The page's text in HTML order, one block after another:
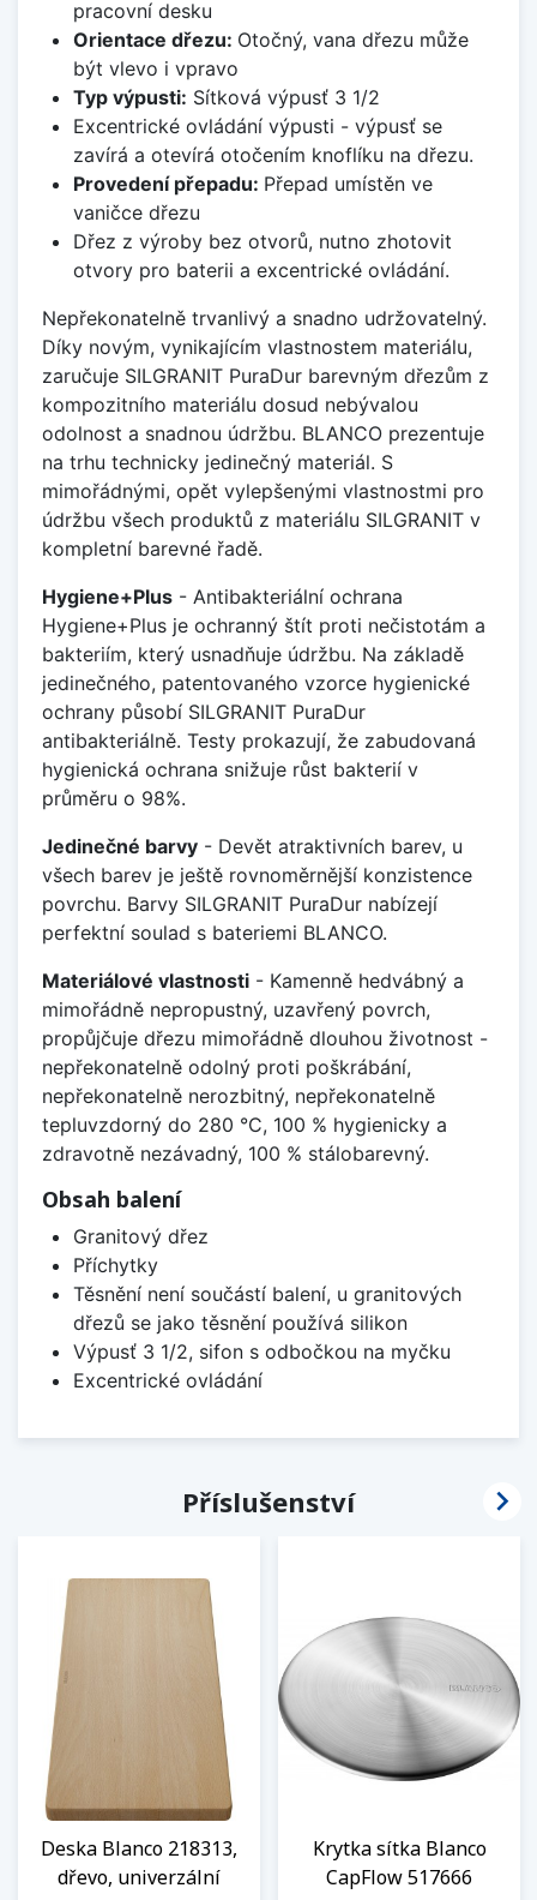
pracovní desku
Orientace dřezu: Otočný, vana dřezu může
být vlevo i vpravo
Typ výpusti: Sítková výpusť 3 1/2
Excentrické ovládání výpusti - výpusť se
zavírá a otevírá otočením knoflíku na dřezu.
Provedení přepadu: Přepad umístěn ve
vaničce dřezu
Dřez z výroby bez otvorů, nutno zhotovit
otvory pro baterii a excentrické ovládání.
Nepřekonatelně trvanlivý a snadno udržovatelný.
Díky novým, vynikajícím vlastnostem materiálu,
zaručuje SILGRANIT PuraDur barevným dřezům z
kompozitního materiálu dosud nebývalou
odolnost a snadnou údržbu. BLANCO prezentuje
na trhu technicky jedinečný materiál. S
mimořádnými, opět vylepšenými vlastnostmi pro
údržbu všech produktů z materiálu SILGRANIT v
kompletní barevné řadě.
Hygiene+Plus - Antibakteriální ochrana
Hygiene+Plus je ochranný štít proti nečistotám a
bakteriím, který usnadňuje údržbu. Na základě
jedinečného, patentovaného vzorce hygienické
ochrany působí SILGRANIT PuraDur
antibakteriálně. Testy prokazují, že zabudovaná
hygienická ochrana snižuje růst bakterií v
průměru o 98%.
Jedinečné barvy - Devět atraktivních barev, u
všech barev je ještě rovnoměrnější konzistence
povrchu. Barvy SILGRANIT PuraDur nabízejí
perfektní soulad s bateriemi BLANCO.
Materiálové vlastnosti - Kamenně hedvábný a
mimořádně nepropustný, uzavřený povrch,
propůjčuje dřezu mimořádně dlouhou životnost -
nepřekonatelně odolný proti poškrábání,
nepřekonatelně nerozbitný, nepřekonatelně
tepluvzdorný do 280 °C, 100 % hygienicky a
zdravotně nezávadný, 100 % stálobarevný.
Obsah balení
Granitový dřez
Příchytky
Těsnění není součástí balení, u granitových
dřezů se jako těsnění používá silikon
Výpusť 3 1/2, sifon s odbočkou na myčku
Excentrické ovládání
Příslušenství
Deska Blanco 218313,
dřevo, univerzální
Krytka sítka Blanco
CapFlow 517666
